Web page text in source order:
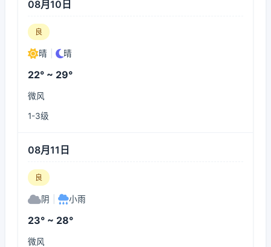
08月10日
良
晴 晴
22° ~ 29°
微风
1-3级
08月11日
良
阴 小雨
23° ~ 28°
微风